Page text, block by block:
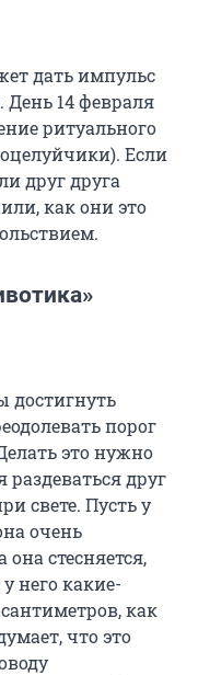
дать импульс
День 14 февраля
ритуального
Если
друг друга
как они это
достигнуть
порог
это нужно
друг
свете. Пусть у
очень
она стесняется,
него какие-
как
что это